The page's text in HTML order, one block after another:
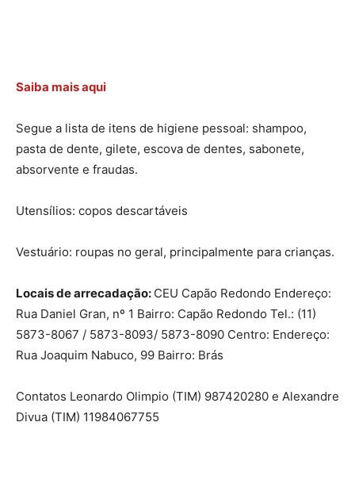
Saiba mais aqui
Segue a lista de itens de higiene pessoal: shampoo,
pasta de dente, gilete, escova de dentes, sabonete,
absorvente e fraudas.
Utensílios: copos descartáveis
Vestuário: roupas no geral, principalmente para crianças.
Locais de arrecadação: CEU Capão Redondo Endereço:
Rua Daniel Gran, nº 1 Bairro: Capão Redondo Tel.: (11)
5873-8067 / 5873-8093/ 5873-8090 Centro: Endereço:
Rua Joaquim Nabuco, 99 Bairro: Brás
Contatos Leonardo Olimpio (TIM) 987420280 e Alexandre
Divua (TIM) 11984067755